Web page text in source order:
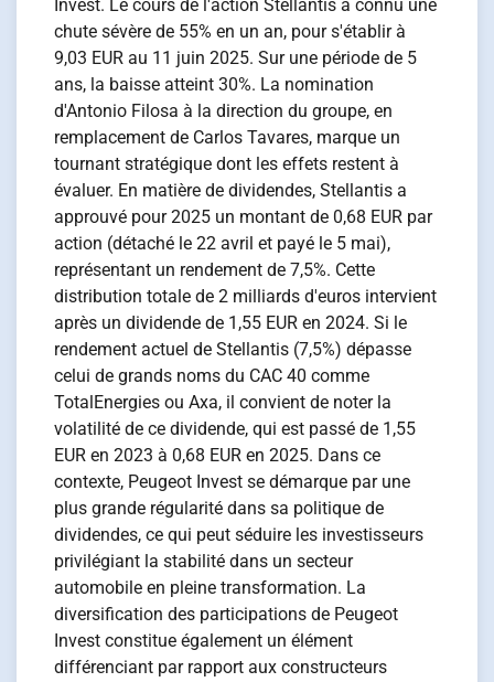
Invest. Le cours de l'action Stellantis a connu une
chute sévère de 55% en un an, pour s'établir à
9,03 EUR au 11 juin 2025. Sur une période de 5
ans, la baisse atteint 30%. La nomination
d'Antonio Filosa à la direction du groupe, en
remplacement de Carlos Tavares, marque un
tournant stratégique dont les effets restent à
évaluer. En matière de dividendes, Stellantis a
approuvé pour 2025 un montant de 0,68 EUR par
action (détaché le 22 avril et payé le 5 mai),
représentant un rendement de 7,5%. Cette
distribution totale de 2 milliards d'euros intervient
après un dividende de 1,55 EUR en 2024. Si le
rendement actuel de Stellantis (7,5%) dépasse
celui de grands noms du CAC 40 comme
TotalEnergies ou Axa, il convient de noter la
volatilité de ce dividende, qui est passé de 1,55
EUR en 2023 à 0,68 EUR en 2025. Dans ce
contexte, Peugeot Invest se démarque par une
plus grande régularité dans sa politique de
dividendes, ce qui peut séduire les investisseurs
privilégiant la stabilité dans un secteur
automobile en pleine transformation. La
diversification des participations de Peugeot
Invest constitue également un élément
différenciant par rapport aux constructeurs